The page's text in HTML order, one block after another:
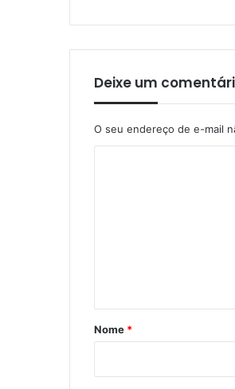
Deixe um
O seu endereço de e-mail
rNome *